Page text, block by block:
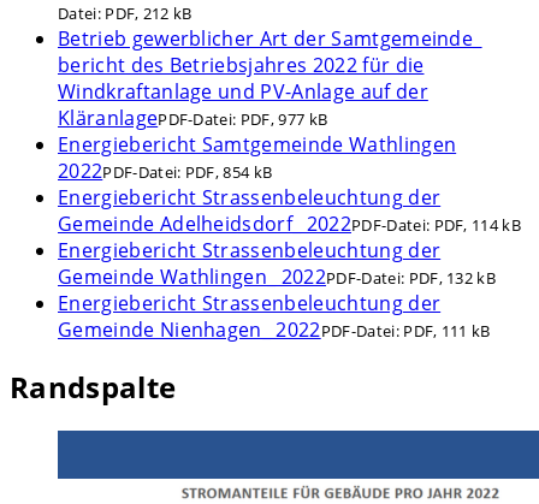
Datei: PDF, 212 kB
Betrieb gewerblicher Art der Samtgemeinde_
bericht des Betriebsjahres 2022 für die
Windkraftanlage und PV-Anlage auf der
KläranlagePDF-Datei: PDF, 977 kB
Energiebericht Samtgemeinde Wathlingen
2022PDF-Datei: PDF, 854 kB
Energiebericht Strassenbeleuchtung der
Gemeinde Adelheidsdorf_ 2022PDF-Datei: PDF, 114 kB
Energiebericht Strassenbeleuchtung der
Gemeinde Wathlingen_ 2022PDF-Datei: PDF, 132 kB
Energiebericht Strassenbeleuchtung der
Gemeinde Nienhagen_ 2022PDF-Datei: PDF, 111 kB
Randspalte